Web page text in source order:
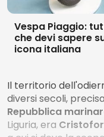
Vespa Piaggio:
che devi sapere
icona italiana
Il territorio
diversi secoli,
Repubblica
Liguria, era